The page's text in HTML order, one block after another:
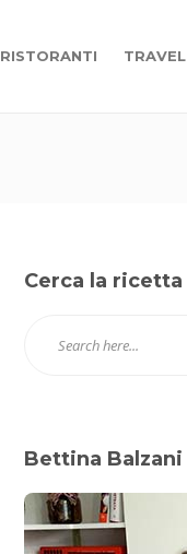
RISTORANTI TRAVEL
Cerca la ricetta
Bettina Balzani